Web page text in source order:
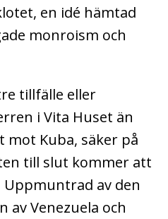
en idé hämtad
monroism och
tillfälle eller
i Vita Huset än
Kuba, säker på
till slut kommer att
av den
av Venezuela och